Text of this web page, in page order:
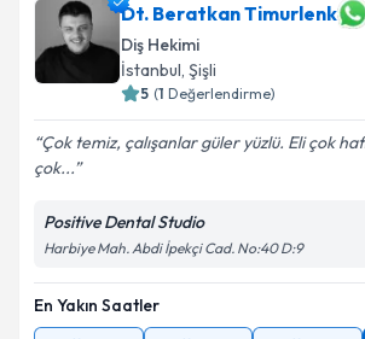
Dt. Beratkan Timurlenk
Diş Hekimi
İstanbul, Şişli
5 (1 Değerlendirme)
Çok temiz, çalışanlar güler yüzlü. Eli çok
çok...
Positive Dental Studio
Harbiye Mah. Abdi İpekçi Cad. No:40 D:9
En Yakın Saatler